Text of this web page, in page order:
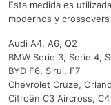
Esta medida es
modernos y
Audi A4, A6, Q2
BMW Serie 3, Serie 4,
BYD F6, Sirui, F7
Chevrolet Cruze,
Citroën C3 Aircross,